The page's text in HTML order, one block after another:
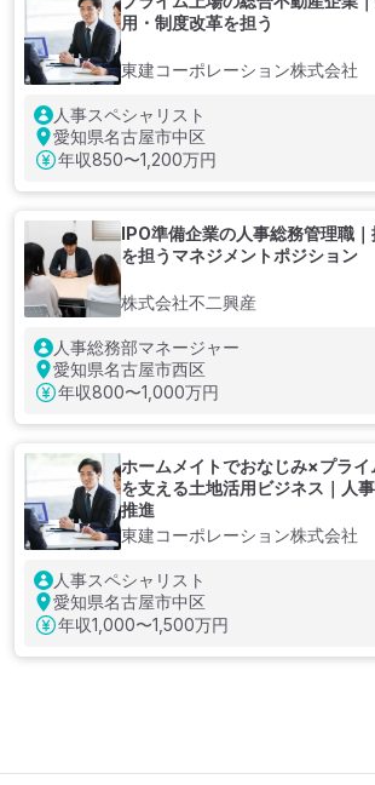
用・制度改革を担う
東建コーポレーション株式会社
人事スペシャリスト
愛知県名古屋市中区
年収850〜1,200万円
IPO準備企業の人事総務管理職
を担うマネジメントポジション
株式会社不二興産
人事総務部マネージャー
愛知県名古屋市西区
年収800〜1,000万円
ホームメイトでおなじみ×プラ
を支える土地活用ビジネス｜人
推進
東建コーポレーション株式会社
人事スペシャリスト
愛知県名古屋市中区
年収1,000〜1,500万円